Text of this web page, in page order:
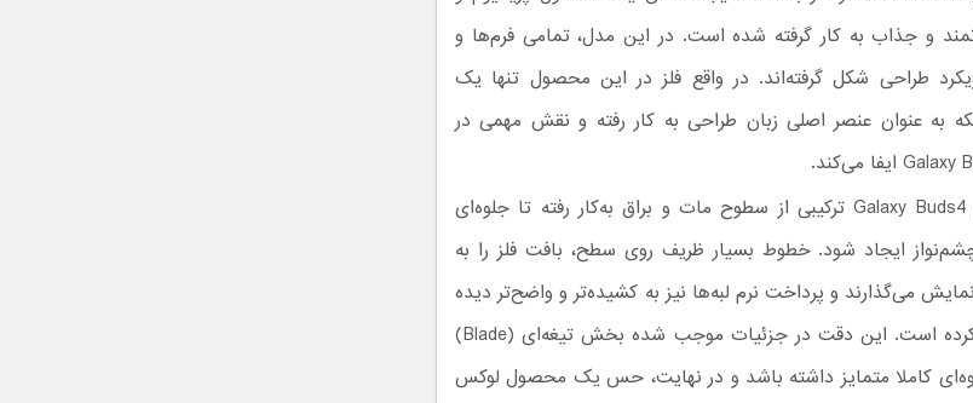
و جذاب به کار گرفته شده است. در این مدل، تمامی فرم‌ها و
طراحی شکل گرفته‌اند. در واقع فلز در این محصول تنها یک
به عنوان عنصر اصلی زبان طراحی به کار رفته و نقش مهمی در
در بدنه فلزی هدفون‌های Galaxy Buds4 ترکیبی از سطوح مات و براق به‌کار رفته تا جلوه‌ای
ایجاد شود. خطوط بسیار ظریف روی سطح، بافت فلز را به
می‌گذارند و پرداخت نرم لبه‌ها نیز به کشیده‌تر و واضح‌تر دیده
شدن فرم محصول کمک کرده است. این دقت در جزئیات موجب شده بخش تیغه‌ای (Blade)
کاملا متمایز داشته باشد و در نهایت، حس یک محصول لوکس